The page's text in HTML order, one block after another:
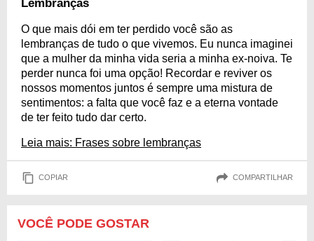
Lembranças
O que mais dói em ter perdido você são as
lembranças de tudo o que vivemos. Eu nunca imaginei
que a mulher da minha vida seria a minha ex-noiva. Te
perder nunca foi uma opção! Recordar e reviver os
nossos momentos juntos é sempre uma mistura de
sentimentos: a falta que você faz e a eterna vontade
de ter feito tudo dar certo.
Leia mais: Frases sobre lembranças
COPIAR COMPARTILHAR
VOCÊ PODE GOSTAR